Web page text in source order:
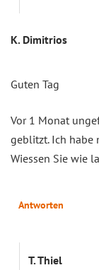
K. Dimitrios
Guten Tag
Vor 1 Monat
geblitzt. Ich habe
Wiessen Sie wie
Antworten
T. Thiel